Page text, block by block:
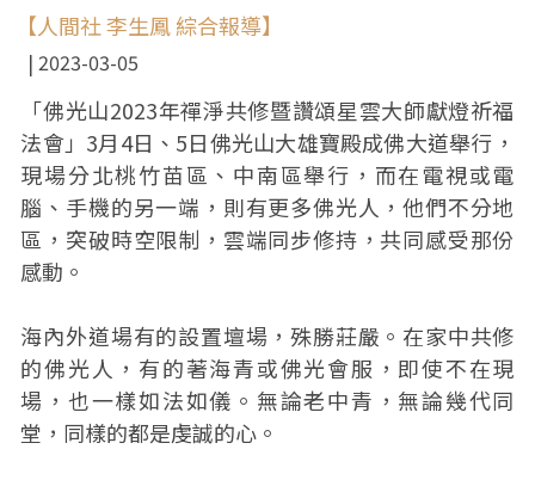
【人間社 李生鳳 綜合報導】
2023-03-05
「佛光山2023年禪淨共修暨讚頌星雲大師獻燈祈福
法會」3月4日、5日佛光山大雄寶殿成佛大道舉行，
現場分北桃竹苗區、中南區舉行，而在電視或電
腦、手機的另一端，則有更多佛光人，他們不分地
區，突破時空限制，雲端同步修持，共同感受那份
感動。
海內外道場有的設置壇場，殊勝莊嚴。在家中共修
的佛光人，有的著海青或佛光會服，即使不在現
場，也一樣如法如儀。無論老中青，無論幾代同
堂，同樣的都是虔誠的心。